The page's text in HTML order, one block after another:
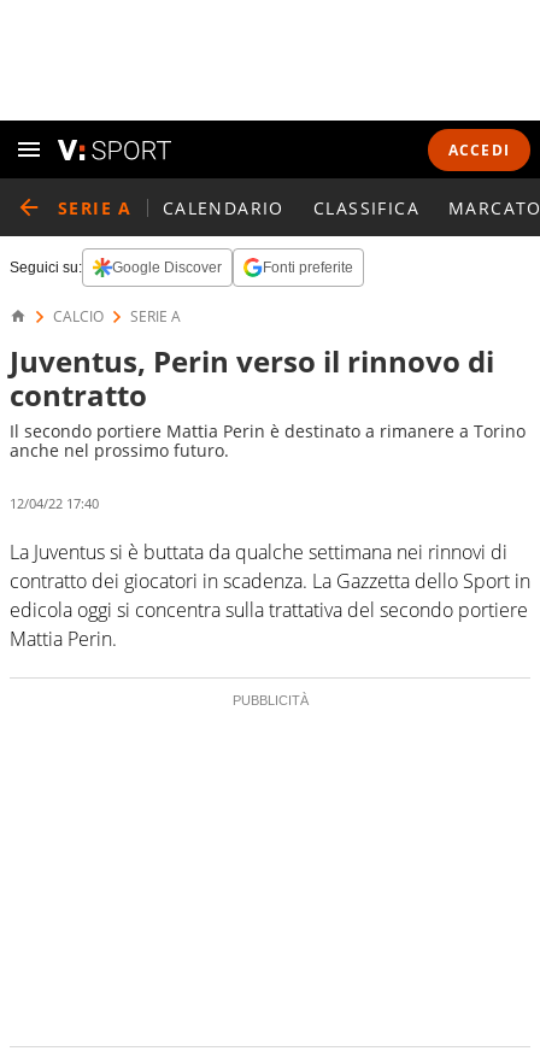
ACCEDI
SERIE A CALENDARIO CLASSIFICA
Seguici su: Google Discover Fonti preferite
CALCIO SERIE A
Juventus, Perin verso il rinnovo di
contratto
Il secondo portiere Mattia Perin è destinato a rimanere a Torino
anche nel prossimo futuro.
12/04/22 17:40
La Juventus si è buttata da qualche settimana nei rinnovi di
contratto dei giocatori in scadenza. La Gazzetta dello Sport in
edicola oggi si concentra sulla trattativa del secondo portiere
Mattia Perin.